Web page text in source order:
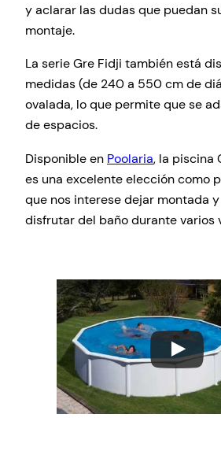
y aclarar las dudas que puedan
montaje.
La serie Gre Fidji también está
medidas (de 240 a 550 cm de
ovalada, lo que permite que se
de espacios.
Disponible en Poolaria, la piscina
es una excelente elección como
que nos interese dejar montada
disfrutar del baño durante varios